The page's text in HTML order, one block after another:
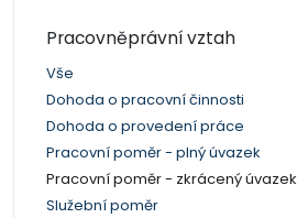
Pracovněprávní vztah
Vše
Dohoda o pracovní činnosti
Dohoda o provedení práce
Pracovní poměr - plný úvazek
Pracovní poměr - zkrácený úvazek
Služební poměr